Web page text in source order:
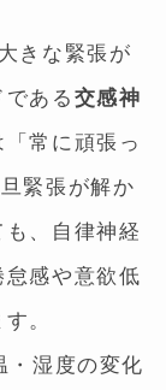
きな緊張が
ある 交感神
常に頑張っ
緊張が解か
、自律神経
感や意欲低
。
・湿度の変化